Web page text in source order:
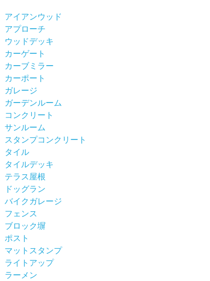
アイアンウッド
アプローチ
ウッドデッキ
カーゲート
カーブミラー
カーポート
ガレージ
ガーデンルーム
コンクリート
サンルーム
スタンプコンクリート
タイル
タイルデッキ
テラス屋根
ドッグラン
バイクガレージ
フェンス
ブロック塀
ポスト
マットスタンプ
ライトアップ
ラーメン